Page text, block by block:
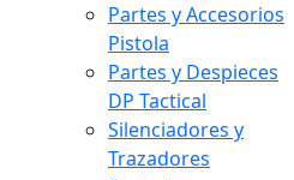
Partes y Accesorios
Pistola
Partes y Despieces
DP Tactical
Silenciadores y
Trazadores